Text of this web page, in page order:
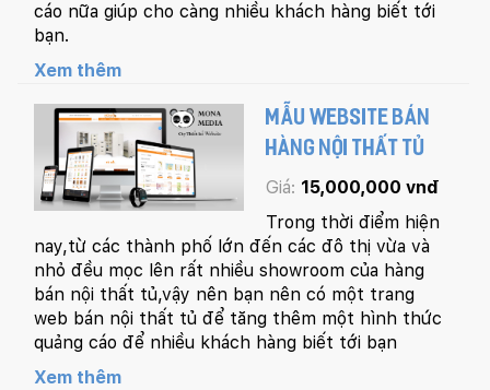
cáo nữa giúp cho càng nhiều khách hàng biết tới
bạn.
Xem thêm
MẪU WEBSITE BÁN
HÀNG NỘI THẤT TỦ
Giá: 15,000,000 vnđ
Trong thời điểm hiện
nay,từ các thành phố lớn đến các đô thị vừa và
nhỏ đều mọc lên rất nhiều showroom của hàng
bán nội thất tủ,vậy nên bạn nên có một trang
web bán nội thất tủ để tăng thêm một hình thức
quảng cáo để nhiều khách hàng biết tới bạn
Xem thêm